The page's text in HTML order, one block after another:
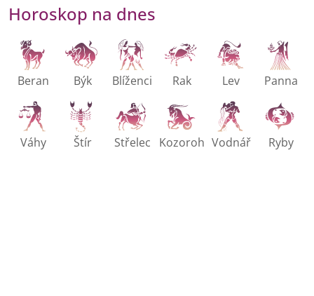
Horoskop na dnes
Beran Býk Blíženci Rak Lev Panna
Váhy Štír Střelec Kozoroh Vodnář Ryby